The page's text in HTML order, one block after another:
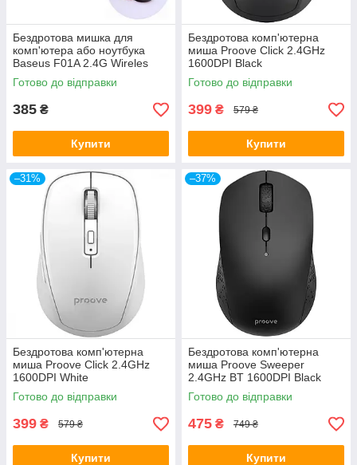
Бездротова мишка для
комп'ютера або ноутбука
Baseus F01A 2.4G Wireles
1600dpi Grey
(B01055502833-00)
Готово до відправки
385 ₴
Купити
Бездротова комп'ютерна
миша Proove Click 2.4GHz
1600DPI Black
Готово до відправки
399 ₴ 579 ₴
Купити
–31%
Бездротова комп'ютерна
миша Proove Click 2.4GHz
1600DPI White
Готово до відправки
399 ₴ 579 ₴
Купити
–37%
Бездротова комп'ютерна
миша Proove Sweeper
2.4GHz BT 1600DPI Black
Готово до відправки
475 ₴ 749 ₴
Купити